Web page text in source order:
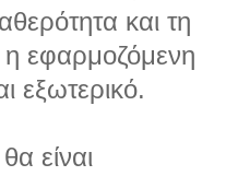
και τη
η εφαρμοζόμενη
εξωτερικό.
είναι